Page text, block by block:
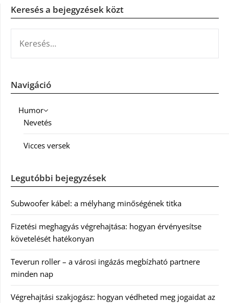
Keresés a bejegyzések közt
Navigáció
Humor
Nevetés
Vicces versek
Legutóbbi bejegyzések
Subwoofer kábel: a mélyhang minőségének titka
Fizetési meghagyás végrehajtása: hogyan érvényesítse
követelését hatékonyan
Teverun roller – a városi ingázás megbízható partnere
minden nap
Végrehajtási szakjogász: hogyan védheted meg jogaidat az